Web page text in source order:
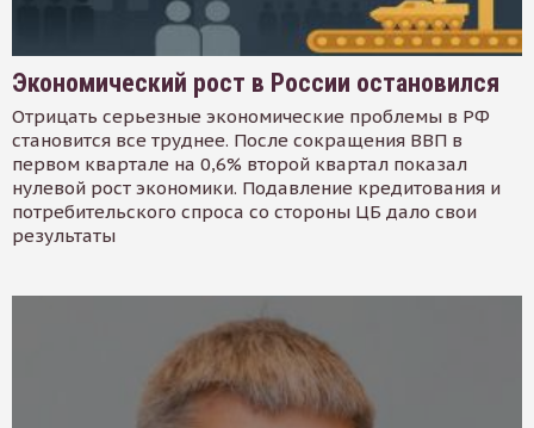
Экономический рост в России остановился
Отрицать серьезные экономические проблемы в РФ
становится все труднее. После сокращения ВВП в
первом квартале на 0,6% второй квартал показал
нулевой рост экономики. Подавление кредитования и
потребительского спроса со стороны ЦБ дало свои
результаты